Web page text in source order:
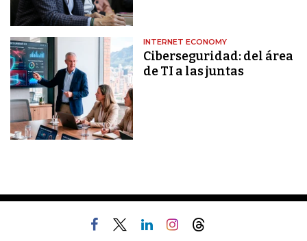
INTERNET ECONOMY
Ciberseguridad: del área
de TI a las juntas